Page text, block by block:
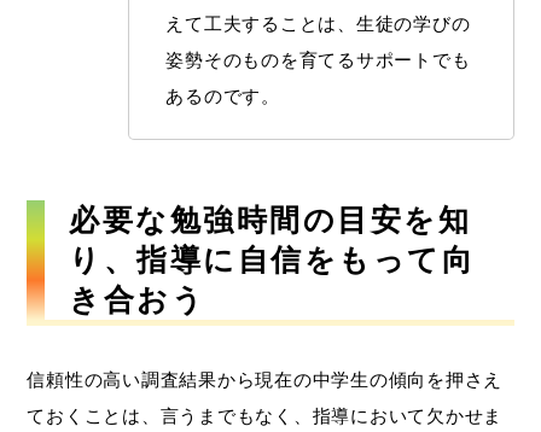
えて工夫することは、生徒の学びの
姿勢そのものを育てるサポートでも
あるのです。
必要な勉強時間の目安を知
り、指導に自信をもって向
き合おう
信頼性の高い調査結果から現在の中学生の傾向を押さえ
ておくことは、言うまでもなく、指導において欠かせま